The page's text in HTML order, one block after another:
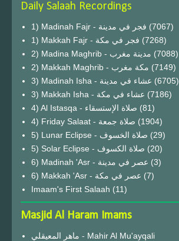
Daily Salaah Recordings
1) Madinah Fajr - فجر في مدينة (7067)
1) Makkah Fajr - فجر في مكة (7268)
2) Madina Maghrib - مدينة مغرب (7088)
2) Makkah Maghrib - مكة مغرب (7149)
3) Madinah Isha - عشاء في مدينة (6705)
3) Makkah Isha - عشاء في مكة (7186)
4) Al Istasqa - صلاة الإستسقاء (81)
4) Friday Salaat - صلاة جمعة (1904)
5) Lunar Eclipse - صلاة الخسوف (29)
(20)
6) Madinah 'Asr - عصر في مدينة (3)
6) Makkah 'Asr - عصر في مكة (7)
Imaam's First Salaah (11)
Masjid Al Haram Imams
ماهر المعيقلي - Mahir Al Mu'ayqali